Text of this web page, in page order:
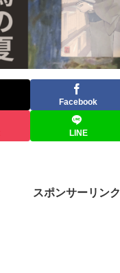
Facebook
LINE
スポンサーリンク